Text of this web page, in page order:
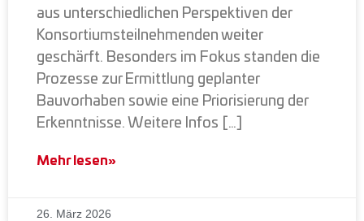
aus unterschiedlichen Perspektiven der
Konsortiumsteilnehmenden weiter
geschärft. Besonders im Fokus standen die
Prozesse zur Ermittlung geplanter
Bauvorhaben sowie eine Priorisierung der
Erkenntnisse. Weitere Infos […]
Mehr lesen»
26. März 2026